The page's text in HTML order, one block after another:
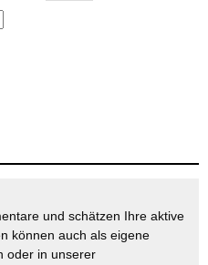
und schätzen Ihre aktive
können auch als eigene
oder in unserer